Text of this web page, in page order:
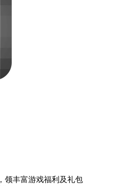
，领丰富游戏福利 及礼包